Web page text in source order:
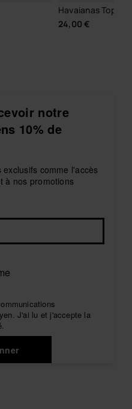
Havaianas Top
24,00 €
notre
10% de
comme l'accès
à nos promotions
J'ai lu et j'accepte la
.